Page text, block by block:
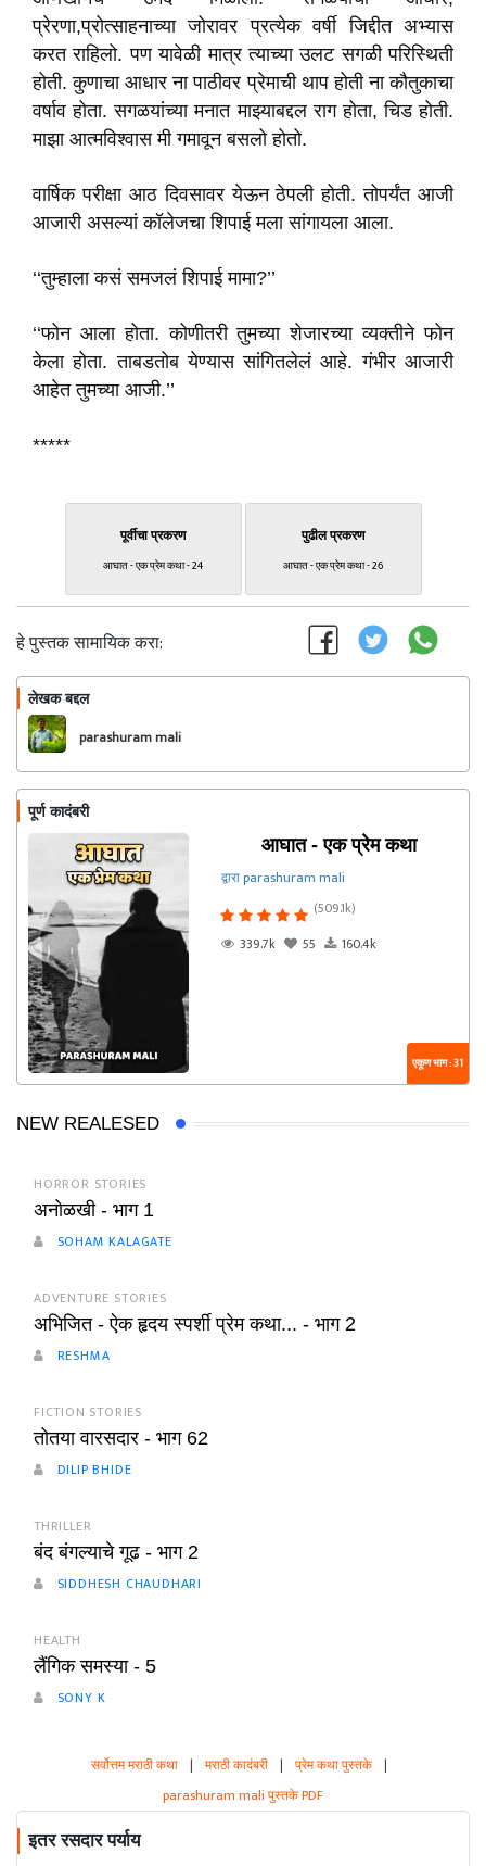
प्रेरणा,प्रोत्साहनाच्या जोरावर प्रत्येक वर्षी जिद्दीत अभ्यास
करत राहिलो. पण यावेळी मात्र त्याच्या उलट सगळी परिस्थिती
होती. कुणाचा आधार ना पाठीवर प्रेमाची थाप होती ना कौतुकाचा
वर्षाव होता. सगळयांच्या मनात माझ्याबद्दल राग होता, चिड होती.
माझा आत्मविश्वास मी गमावून बसलो होतो.
वार्षिक परीक्षा आठ दिवसावर येऊन ठेपली होती. तोपर्यंत आजी
आजारी असल्यां कॉलेजचा शिपाई मला सांगायला आला.
‘‘तुम्हाला कसं समजलं शिपाई मामा?’’
‘‘फोन आला होता. कोणीतरी तुमच्या शेजारच्या व्यक्तीने फोन
केला होता. ताबडतोब येण्यास सांगितलेलं आहे. गंभीर आजारी
आहेत तुमच्या आजी.’’
*****
पूर्वीचा प्रकरण
आघात - एक प्रेम कथा - 24
पुढील प्रकरण
आघात - एक प्रेम कथा - 26
हे पुस्तक सामायिक करा:
लेखक बद्दल
parashuram mali
पूर्ण कादंबरी
आघात - एक प्रेम कथा
द्वारा parashuram mali
(509.1k)
339.7k
55 160.4k
एकूण भाग : 31
NEW REALESED
HORROR STORIES
अनोळखी - भाग 1
SOHAM KALAGATE
ADVENTURE STORIES
अभिजित - ऐक हृदय स्पर्शी प्रेम कथा... - भाग 2
RESHMA
FICTION STORIES
तोतया वारसदार - भाग 62
DILIP BHIDE
THRILLER
बंद बंगल्याचे गूढ - भाग 2
SIDDHESH CHAUDHARI
HEALTH
लैंगिक समस्या - 5
SONY K
सर्वोत्तम मराठी कथा | मराठी कादंबरी | प्रेम कथा पुस्तके |
parashuram mali पुस्तके PDF
इतर रसदार पर्याय